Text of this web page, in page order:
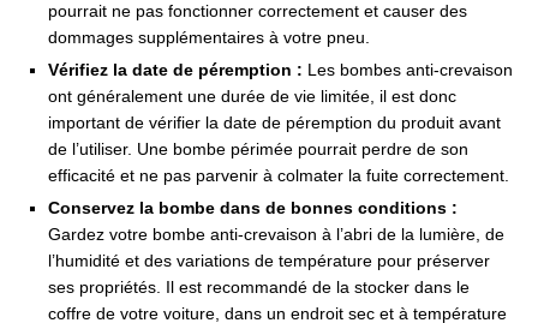
pourrait ne pas fonctionner correctement et causer des
dommages supplémentaires à votre pneu.
Vérifiez la date de péremption : Les bombes anti-crevaison
ont généralement une durée de vie limitée, il est donc
important de vérifier la date de péremption du produit avant
de l’utiliser. Une bombe périmée pourrait perdre de son
efficacité et ne pas parvenir à colmater la fuite correctement.
Conservez la bombe dans de bonnes conditions :
Gardez votre bombe anti-crevaison à l’abri de la lumière, de
l’humidité et des variations de température pour préserver
ses propriétés. Il est recommandé de la stocker dans le
coffre de votre voiture, dans un endroit sec et à température